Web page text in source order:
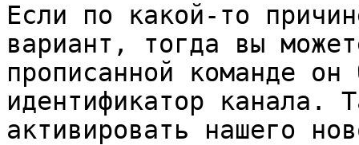
Если по какой-то
вариант, тогда вы
прописанной команде
идентификатор канала.
активировать нашего